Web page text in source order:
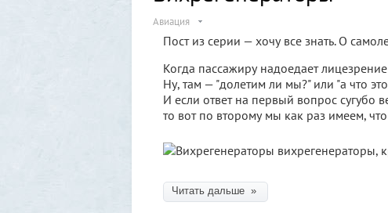
Авиация
Пост из серии — хочу все знать. О
Когда пассажиру надоедает
Ну, там — "долетим ли мы?" или "а что
И если ответ на первый вопрос сугубо
то вот по второму мы как раз имеем, что
Читать дальше »